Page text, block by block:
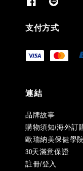
支付方式
連結
品牌故事
購物須知/海外訂
歐瑞納美保健學
30天滿意保證
註冊/登入